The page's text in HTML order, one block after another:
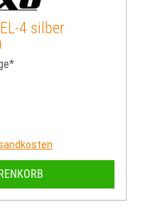
4 silber